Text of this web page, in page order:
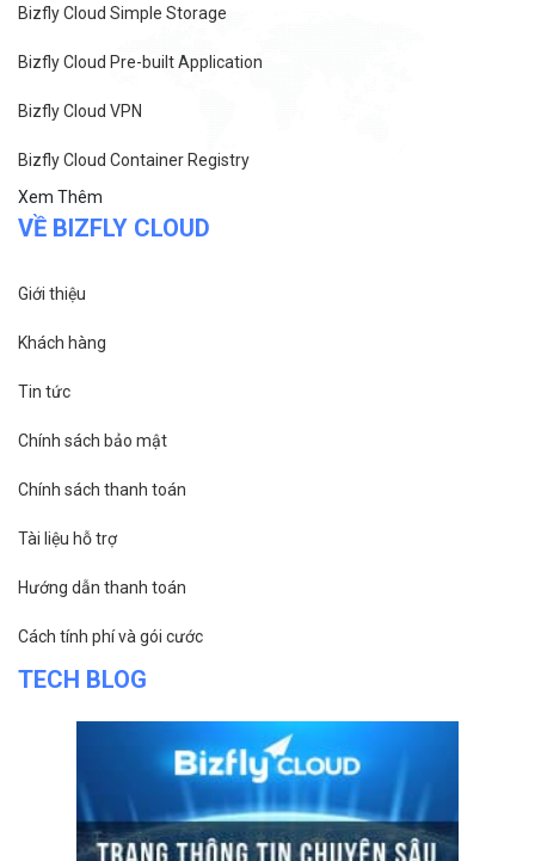
Bizfly Cloud Simple Storage
Bizfly Cloud Pre-built Application
Bizfly Cloud VPN
Bizfly Cloud Container Registry
Xem Thêm
VỀ BIZFLY CLOUD
Giới thiệu
Khách hàng
Tin tức
Chính sách bảo mật
Chính sách thanh toán
Tài liệu hỗ trợ
Hướng dẫn thanh toán
Cách tính phí và gói cước
TECH BLOG